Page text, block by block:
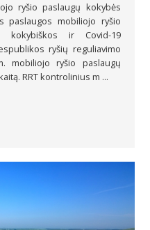
ryšio paslaugų kokybės
paslaugos mobiliojo ryšio
kokybiškos ir Covid-19
ryšių reguliavimo
mobiliojo ryšio paslaugų
RRT kontrolinius m ...